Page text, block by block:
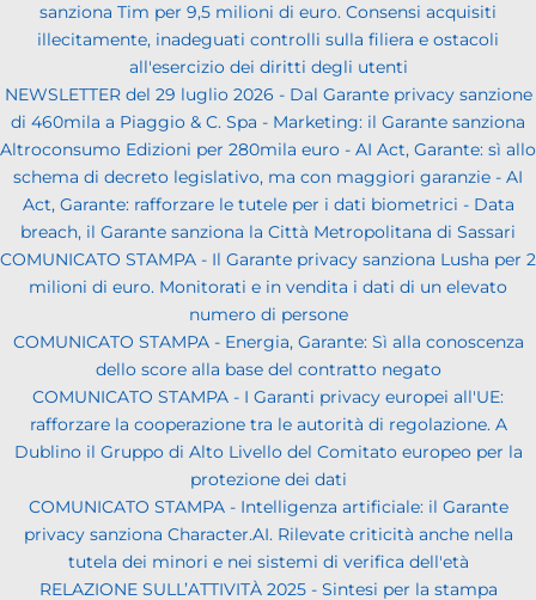
sanziona Tim per 9,5 milioni di euro. Consensi acquisiti
illecitamente, inadeguati controlli sulla filiera e ostacoli
all'esercizio dei diritti degli utenti
NEWSLETTER del 29 luglio 2026 - Dal Garante privacy sanzione
di 460mila a Piaggio & C. Spa - Marketing: il Garante sanziona
Altroconsumo Edizioni per 280mila euro - AI Act, Garante: sì allo
schema di decreto legislativo, ma con maggiori garanzie - AI
Act, Garante: rafforzare le tutele per i dati biometrici - Data
breach, il Garante sanziona la Città Metropolitana di Sassari
COMUNICATO STAMPA - Il Garante privacy sanziona Lusha per 2
milioni di euro. Monitorati e in vendita i dati di un elevato
numero di persone
COMUNICATO STAMPA - Energia, Garante: Sì alla conoscenza
dello score alla base del contratto negato
COMUNICATO STAMPA - I Garanti privacy europei all'UE:
rafforzare la cooperazione tra le autorità di regolazione. A
Dublino il Gruppo di Alto Livello del Comitato europeo per la
protezione dei dati
COMUNICATO STAMPA - Intelligenza artificiale: il Garante
privacy sanziona Character.AI. Rilevate criticità anche nella
tutela dei minori e nei sistemi di verifica dell'età
RELAZIONE SULL’ATTIVITÀ 2025 - Sintesi per la stampa